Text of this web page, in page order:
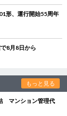
形、運行開始55周年
8月8日から
もっと見る
マンション管理代